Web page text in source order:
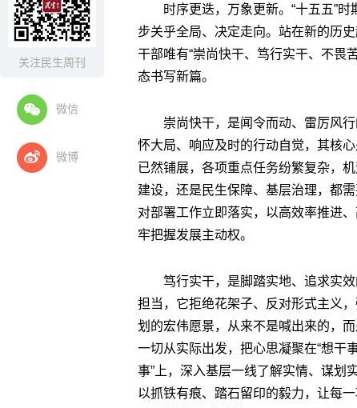
关注民生周刊
微信
微博
时序更迭，万象更新。“十五五”
步关乎全局、决定走向。站在新的历
干部唯有“崇尚快干、笃行实干、不畏
态书写新篇。
崇尚快干，是闻令而动、雷厉风
怀大局、响应及时的行动自觉，其核心
已然铺展，各项重点任务纷繁复杂，
建设，还是民生保障、基层治理，都
对部署工作立即落实，以高效率推进
牢把握发展主动权。
笃行实干，是脚踏实地、追求实
担当，它拒绝花架子、反对形式主义
划的宏伟愿景，从来不是喊出来的，
一切从实际出发，把心思凝聚在“想干
事”上，深入基层一线了解实情、谋划
以抓铁有痕、踏石留印的毅力，让每